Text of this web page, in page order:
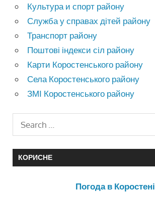
Культура и спорт району
Служба у справах дітей району
Транспорт району
Поштові індекси сіл району
Карти Коростенського району
Села Коростенського району
ЗМІ Коростенського району
КОРИСНЕ
Погода в Коростені